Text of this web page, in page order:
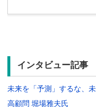
インタビュー記事
未来を「予測」するな、
高顧問 堀場雅夫氏